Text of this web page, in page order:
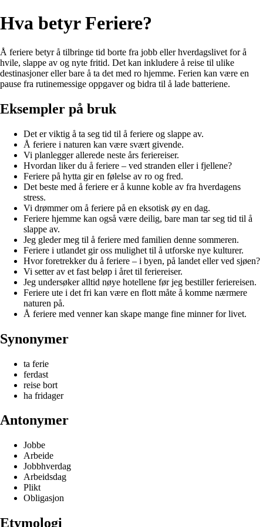
Hva betyr Feriere?
Å feriere betyr å tilbringe tid borte fra jobb eller hverdagslivet for å
hvile, slappe av og nyte fritid. Det kan inkludere å reise til ulike
destinasjoner eller bare å ta det med ro hjemme. Ferien kan være en
pause fra rutinemessige oppgaver og bidra til å lade batteriene.
Eksempler på bruk
Det er viktig å ta seg tid til å feriere og slappe av.
Å feriere i naturen kan være svært givende.
Vi planlegger allerede neste års feriereiser.
Hvordan liker du å feriere – ved stranden eller i fjellene?
Feriere på hytta gir en følelse av ro og fred.
Det beste med å feriere er å kunne koble av fra hverdagens
stress.
Vi drømmer om å feriere på en eksotisk øy en dag.
Feriere hjemme kan også være deilig, bare man tar seg tid til å
slappe av.
Jeg gleder meg til å feriere med familien denne sommeren.
Feriere i utlandet gir oss mulighet til å utforske nye kulturer.
Hvor foretrekker du å feriere – i byen, på landet eller ved sjøen?
Vi setter av et fast beløp i året til feriereiser.
Jeg undersøker alltid nøye hotellene før jeg bestiller feriereisen.
Feriere ute i det fri kan være en flott måte å komme nærmere
naturen på.
Å feriere med venner kan skape mange fine minner for livet.
Synonymer
ta ferie
ferdast
reise bort
ha fridager
Antonymer
Jobbe
Arbeide
Jobbhverdag
Arbeidsdag
Plikt
Obligasjon
Etymologi